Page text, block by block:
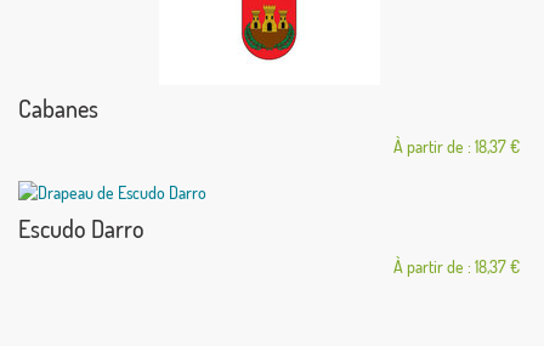
Cabanes
À partir de : 18,37 €
Escudo Darro
À partir de : 18,37 €